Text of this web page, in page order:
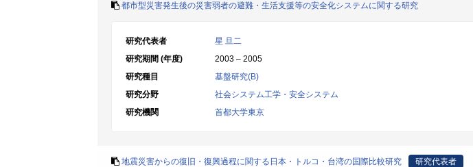
都市型災害発生後の災害弱者の避難・生活支援等の安全化システムに関する研究
研究代表者
星 旦二
研究期間 (年度)
2003 – 2005
研究種目
基盤研究(B)
研究分野
社会システム工学・安全システム
研究機関
首都大学東京
地震災害からの復旧・復興過程に関する日本・トルコ・台湾の国際比較研究 研究代表者